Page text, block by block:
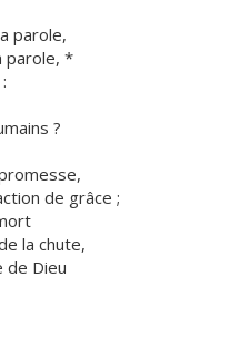
parole,
parole, *
?
de grâce ;
la chute,
de Dieu